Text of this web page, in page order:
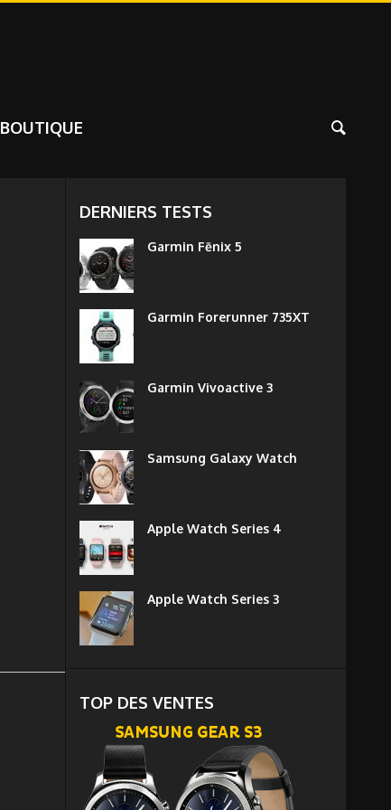
BOUTIQUE
DERNIERS TESTS
Garmin Fēnix 5
Garmin Forerunner 735XT
Garmin Vivoactive 3
Samsung Galaxy Watch
Apple Watch Series 4
Apple Watch Series 3
TOP DES VENTES